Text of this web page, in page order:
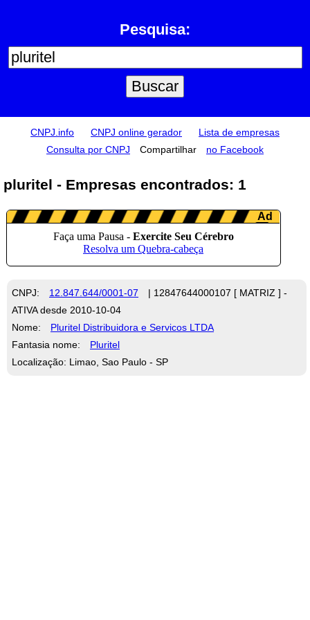
Pesquisa:
CNPJ.info CNPJ online gerador
Lista de empresas
Consulta por CNPJ
Compartilhar no Facebook
pluritel - Empresas encontrados: 1
CNPJ: 12.847.644/0001-07
| 12847644000107 [ MATRIZ ] -
ATIVA desde 2010-10-04
Nome:
Pluritel Distribuidora e Servicos LTDA
Fantasia nome:
Pluritel
Localização: Limao, Sao Paulo - SP